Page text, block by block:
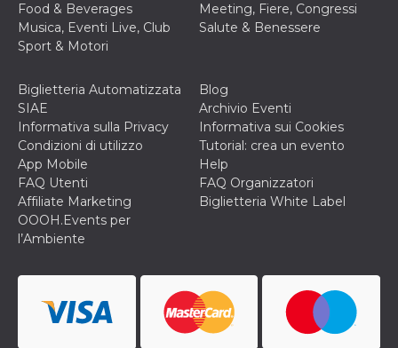
Food & Beverages
Meeting, Fiere, Congressi
Musica, Eventi Live, Club
Salute & Benessere
Sport & Motori
Biglietteria Automatizzata
SIAE
Blog
Archivio Eventi
Informativa sulla Privacy
Informativa sui Cookies
Condizioni di utilizzo
Tutorial: crea un evento
App Mobile
Help
FAQ Utenti
FAQ Organizzatori
Affiliate Marketing
Biglietteria White Label
OOOH.Events per
l’Ambiente